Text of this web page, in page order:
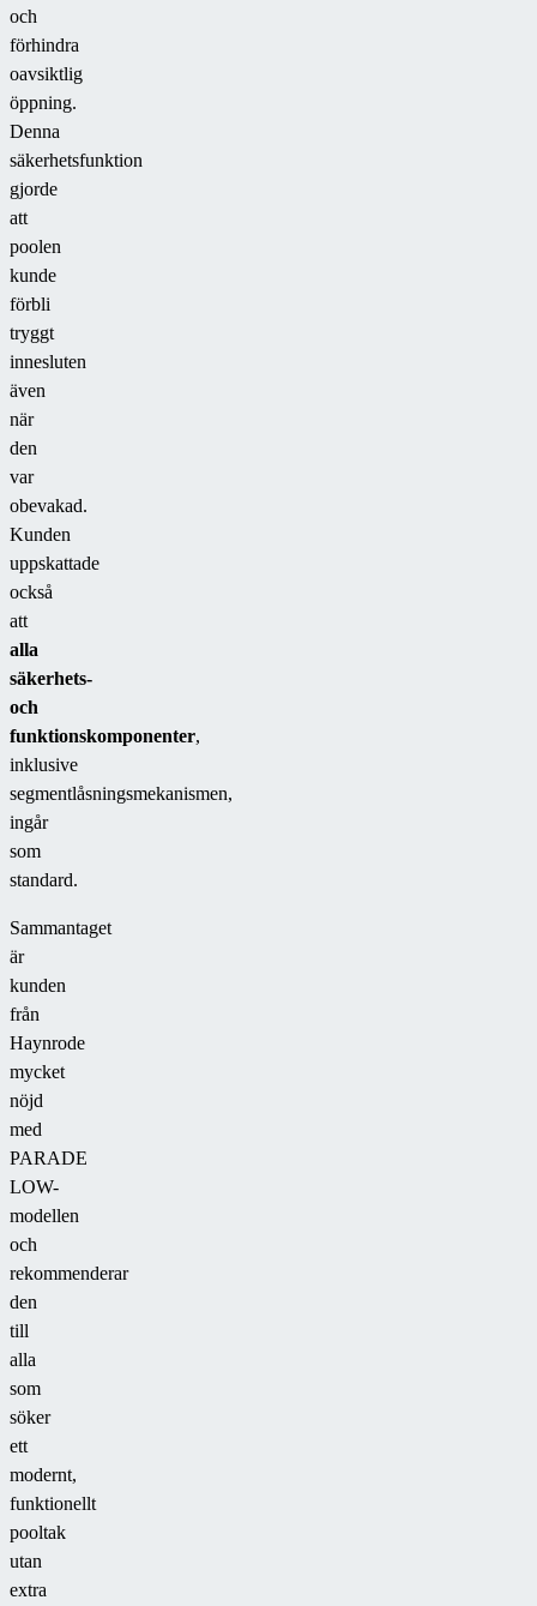
och
förhindra
oavsiktlig
öppning.
Denna
säkerhetsfunktion
gjorde
att
poolen
kunde
förbli
tryggt
innesluten
även
när
den
var
obevakad.
Kunden
uppskattade
också
att
alla
säkerhets-
och
funktionskomponenter,
inklusive
segmentlåsningsmekanismen,
ingår
som
standard.
Sammantaget
är
kunden
från
Haynrode
mycket
nöjd
med
PARADE
LOW-
modellen
och
rekommenderar
den
till
alla
som
söker
ett
modernt,
funktionellt
pooltak
utan
extra